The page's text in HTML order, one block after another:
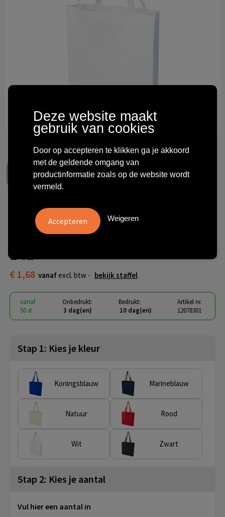
Odisha 180 g/m² OCS
biologisch katoenen draagtas
14L
€ 1,68 vanaf excl. btw - bekijk staffel
vanaf
50 st.
Onbedrukt:
3 dag(en)
Bedrukt:
10 dag(en)
Artikel nr.
12078301
Stap 1: Kies je kleur
Koningsblauw Marineblauw
Natuur Rood
Wit Zwart
Stap 2: Kies je aantal
Vul hier een aantal in
Deze website maakt
gebruik van cookies
Door op accepteren te klikken ga je akkoord
met de geldende omgang van
productinformatie zoals op de website wordt
vermeld.
Weigeren